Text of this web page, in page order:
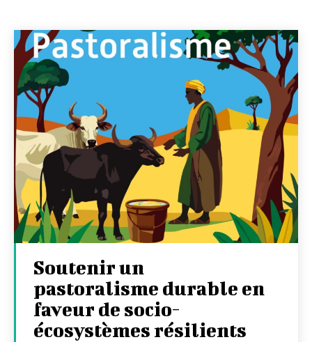
Soutenir un
pastoralisme durable en
faveur de socio-
écosystèmes résilients